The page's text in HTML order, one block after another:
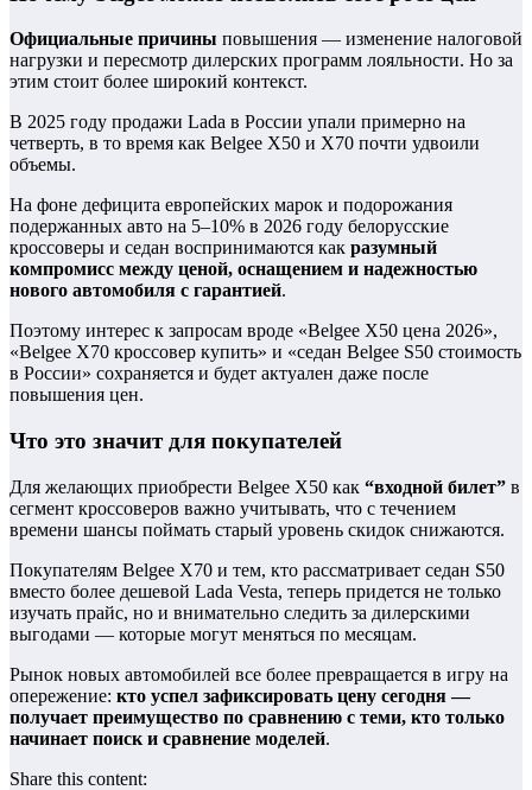
Официальные причины повышения — изменение налоговой
нагрузки и пересмотр дилерских программ лояльности. Но за
этим стоит более широкий контекст.
В 2025 году продажи Lada в России упали примерно на
четверть, в то время как Belgee X50 и X70 почти удвоили
объемы.
На фоне дефицита европейских марок и подорожания
подержанных авто на 5–10% в 2026 году белорусские
кроссоверы и седан воспринимаются как разумный
компромисс между ценой, оснащением и надежностью
нового автомобиля с гарантией.
Поэтому интерес к запросам вроде «Belgee X50 цена 2026»,
«Belgee X70 кроссовер купить» и «седан Belgee S50 стоимость
в России» сохраняется и будет актуален даже после
повышения цен.
Что это значит для покупателей
Для желающих приобрести Belgee X50 как “входной билет” в
сегмент кроссоверов важно учитывать, что с течением
времени шансы поймать старый уровень скидок снижаются.
Покупателям Belgee X70 и тем, кто рассматривает седан S50
вместо более дешевой Lada Vesta, теперь придется не только
изучать прайс, но и внимательно следить за дилерскими
выгодами — которые могут меняться по месяцам.
Рынок новых автомобилей все более превращается в игру на
опережение: кто успел зафиксировать цену сегодня —
получает преимущество по сравнению с теми, кто только
начинает поиск и сравнение моделей.
Share this content: